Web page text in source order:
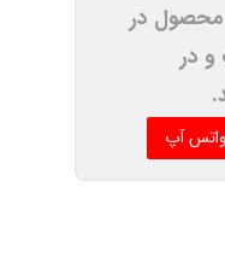
محصول در
و در
آپ